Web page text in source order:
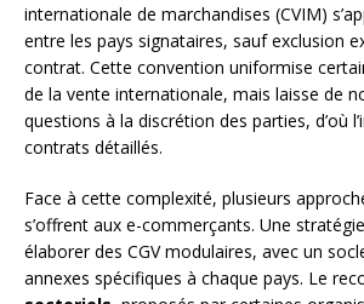
internationale de marchandises (CVIM)
entre les pays signataires, sauf exclusion
contrat. Cette convention uniformise
de la vente internationale, mais laisse de
questions à la discrétion des parties, d’où
contrats détaillés.
Face à cette complexité, plusieurs
s’offrent aux e-commerçants. Une
élaborer des CGV modulaires, avec un
annexes spécifiques à chaque pays. Le